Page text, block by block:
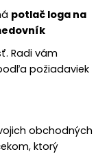
potlač loga na
Radi vám
požiadaviek
obchodných
ktorý